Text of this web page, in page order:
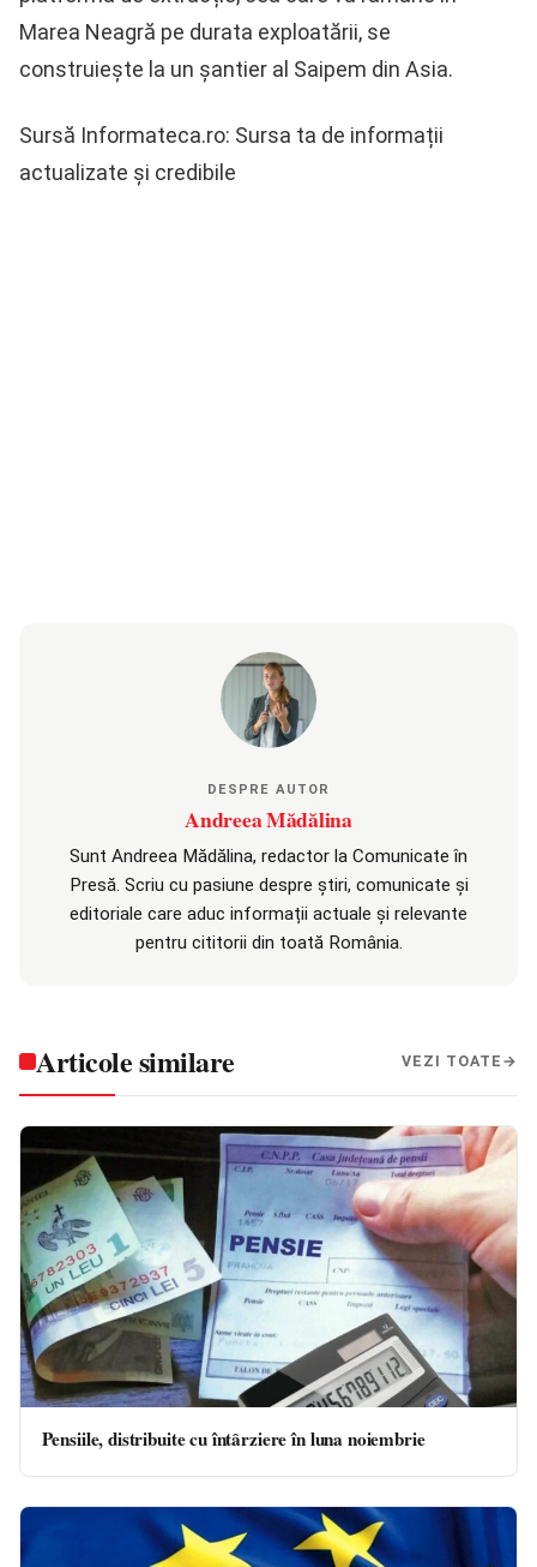
Marea Neagră pe durata exploatării, se
construiește la un șantier al Saipem din Asia.
Sursă Informateca.ro: Sursa ta de informații
actualizate și credibile
DESPRE AUTOR
Andreea Mădălina
Sunt Andreea Mădălina, redactor la Comunicate în
Presă. Scriu cu pasiune despre știri, comunicate și
editoriale care aduc informații actuale și relevante
pentru cititorii din toată România.
Articole similare VEZI TOATE
Pensiile, distribuite cu întârziere în luna noiembrie